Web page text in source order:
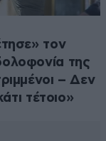
τον
της
– Δεν
τέτοιο»